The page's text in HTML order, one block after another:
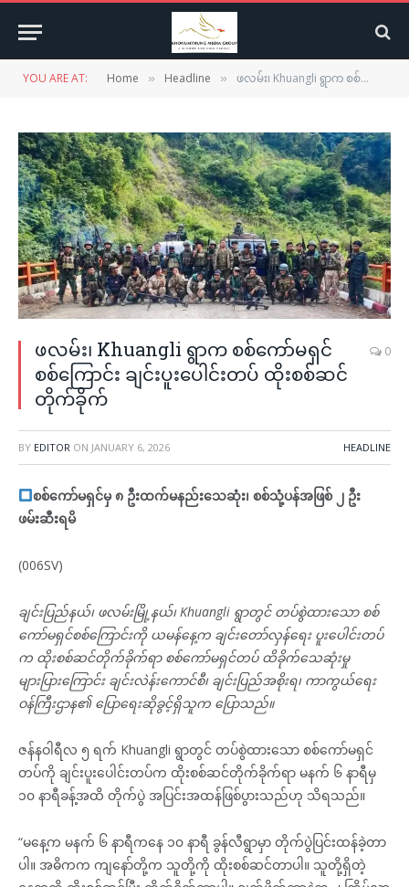
YOU ARE AT: Home » Headline » ဖလမ်း၊ Khuangli ရွာက စစ်ကော်မရှင်စစ်ကြောင်း ချင်းပူးပေါင်းတပ် ထိုးစစ်ဆင် တိုက်ခိုက်
ဖလမ်း၊ Khuangli ရွာက စစ်ကော်မရှင်
စစ်ကြောင်း ချင်းပူးပေါင်းတပ် ထိုးစစ်ဆင်
တိုက်ခိုက်
0
BY EDITOR ON JANUARY 6, 2026 HEADLINE
စစ်ကော်မရှင်မှ ၈ ဦးထက်မနည်းသေဆုံး၊ စစ်သုံ့ပန်အဖြစ် ၂ ဦး
ဖမ်းဆီးရမိ
(006SV)
ချင်းပြည်နယ်၊ ဖလမ်းမြို့နယ်၊ Khuangli ရွာတွင် တပ်စွဲထားသော စစ်
ကော်မရှင်စစ်ကြောင်းကို ယမန်နေ့က ချင်းတော်လှန်ရေး ပူးပေါင်းတပ်
က ထိုးစစ်ဆင်တိုက်ခိုက်ရာ စစ်ကော်မရှင်တပ် ထိခိုက်သေဆုံးမှု
များပြားကြောင်း ချင်းလဲန်းကောင်စီ၊ ချင်းပြည်အစိုးရ၊ ကာကွယ်ရေး
ဝန်ကြီးဌာန၏ ပြောရေးဆိုခွင့်ရှိသူက ပြောသည်။
ဇန်နဝါရီလ ၅ ရက် Khuangli ရွာတွင် တပ်စွဲထားသော စစ်ကော်မရှင်
တပ်ကို ချင်းပူးပေါင်းတပ်က ထိုးစစ်ဆင်တိုက်ခိုက်ရာ မနက် ၆ နာရီမှ
၁၀ နာရီခန့်အထိ တိုက်ပွဲ အပြင်းအထန်ဖြစ်ပွားသည်ဟု သိရသည်။
“မနေ့က မနက် ၆ နာရီကနေ ၁၀ နာရီ ခွန်လီရွာမှာ တိုက်ပွဲပြင်းထန်ခဲ့တာ
ပါ။ အဓိကက ကျနော်တို့က သူတို့ကို ထိုးစစ်ဆင်တာပါ။ သူတို့ရှိတဲ့